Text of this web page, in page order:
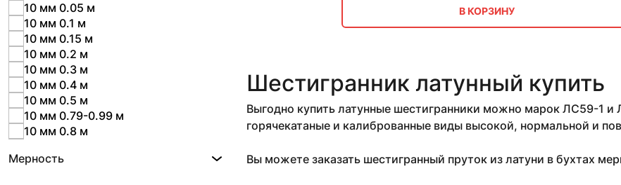
10 мм 0.05 м
10 мм 0.1 м
10 мм 0.15 м
10 мм 0.2 м
10 мм 0.3 м
10 мм 0.4 м
10 мм 0.5 м
10 мм 0.79-0.99 м
10 мм 0.8 м
10 мм 0.87-2.95 м
Мерность
В КОРЗИНУ
Шестигранник латунный купить
Выгодно купить латунные шестигранники можно марок ЛС59-1
горячекатаные и калиброванные виды высокой, нормальной и
Вы можете заказать шестигранный пруток из латуни в бухтах